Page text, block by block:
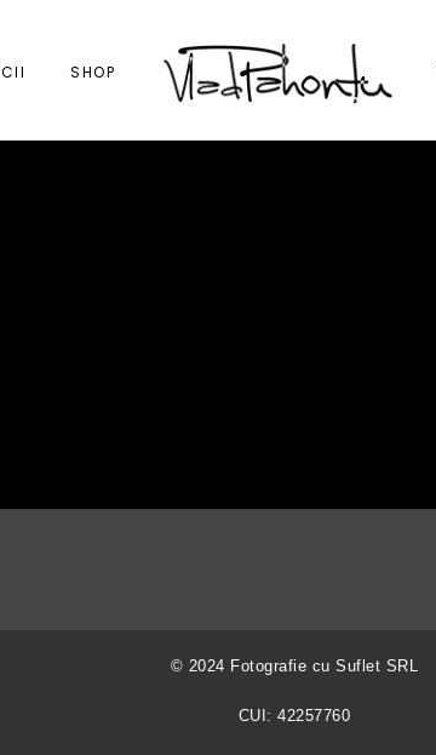
SHOP
© 2024 Fotografie cu Suflet SRL
CUI: 42257760